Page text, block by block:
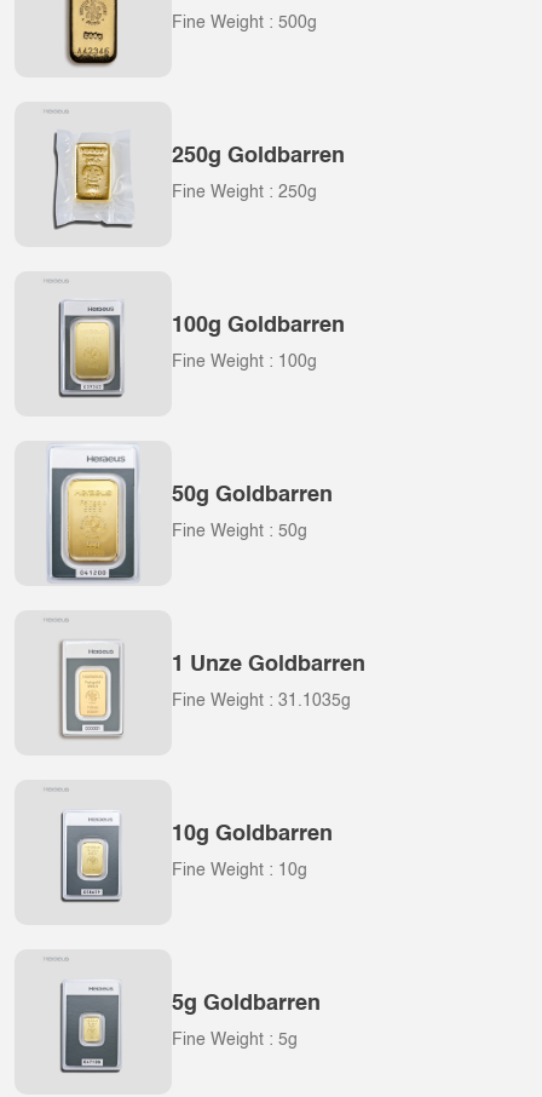
Fine Weight : 500g
250g Goldbarren
Fine Weight : 250g
100g Goldbarren
Fine Weight : 100g
50g Goldbarren
Fine Weight : 50g
1 Unze Goldbarren
Fine Weight : 31.1035g
10g Goldbarren
Fine Weight : 10g
5g Goldbarren
Fine Weight : 5g